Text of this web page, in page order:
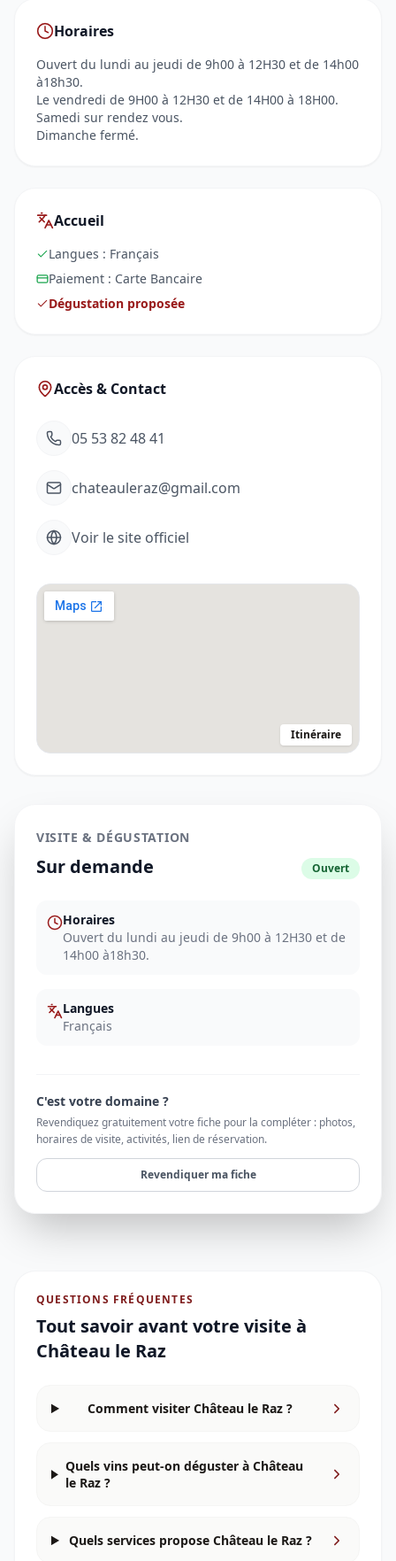
Horaires
Ouvert du lundi au jeudi de 9h00 à 12H30 et de 14h00
à18h30.
Le vendredi de 9H00 à 12H30 et de 14H00 à 18H00.
Samedi sur rendez vous.
Dimanche fermé.
Accueil
Langues : Français
Paiement : Carte Bancaire
Dégustation proposée
Accès & Contact
05 53 82 48 41
chateauleraz@gmail.com
Voir le site officiel
Itinéraire
VISITE & DÉGUSTATION
Sur demande Ouvert
Horaires
Ouvert du lundi au jeudi de 9h00 à 12H30 et de
14h00 à18h30.
Langues
Français
C'est votre domaine ?
Revendiquez gratuitement votre fiche pour la compléter : photos,
horaires de visite, activités, lien de réservation.
Revendiquer ma fiche
QUESTIONS FRÉQUENTES
Tout savoir avant votre visite à
Château le Raz
Comment visiter Château le Raz ?
Quels vins peut-on déguster à Château
le Raz ?
Quels services propose Château le Raz ?